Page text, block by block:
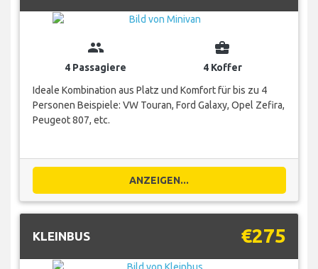
group
4 Passagiere
business_center
4 Koffer
Ideale Kombination aus Platz und Komfort für bis zu 4
Personen Beispiele: VW Touran, Ford Galaxy, Opel Zefira,
Peugeot 807, etc.
ANZEIGEN...
KLEINBUS €275